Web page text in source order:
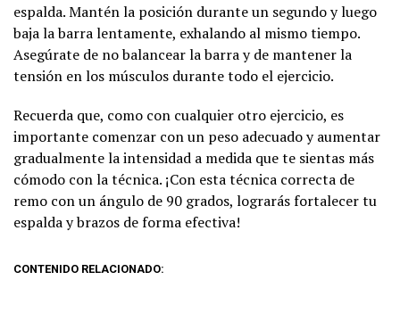
espalda. Mantén la posición durante un segundo y luego
baja la barra lentamente, exhalando al mismo tiempo.
Asegúrate de no balancear la barra y de mantener la
tensión en los músculos durante todo el ejercicio.
Recuerda que, como con cualquier otro ejercicio, es
importante comenzar con un peso adecuado y aumentar
gradualmente la intensidad a medida que te sientas más
cómodo con la técnica. ¡Con esta técnica correcta de
remo con un ángulo de 90 grados, lograrás fortalecer tu
espalda y brazos de forma efectiva!
CONTENIDO RELACIONADO: